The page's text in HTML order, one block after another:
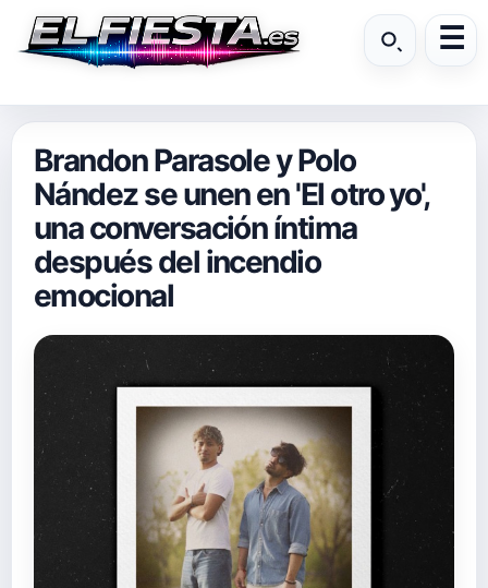
Brandon Parasole y Polo
Nández se unen en 'El otro yo',
una conversación íntima
después del incendio
emocional